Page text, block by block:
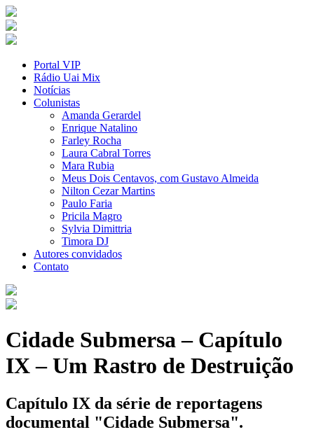
Portal VIP
Rádio Uai Mix
Notícias
Colunistas
Amanda Gerardel
Enrique Natalino
Farley Rocha
Laura Cabral Torres
Mara Rubia
Meus Dois Centavos, com Gustavo Almeida
Nilton Cezar Martins
Paulo Faria
Pricila Magro
Sylvia Dimittria
Timora DJ
Autores convidados
Contato
Cidade Submersa – Capítulo
IX – Um Rastro de Destruição
Capítulo IX da série de reportagens
documental "Cidade Submersa".